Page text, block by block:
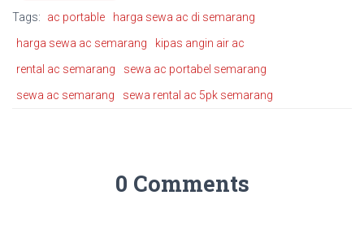
Tags: ac portable
harga sewa ac di semarang
harga sewa ac semarang
kipas angin air ac
rental ac semarang
sewa ac portabel semarang
sewa ac semarang
sewa rental ac 5pk semarang
0 Comments